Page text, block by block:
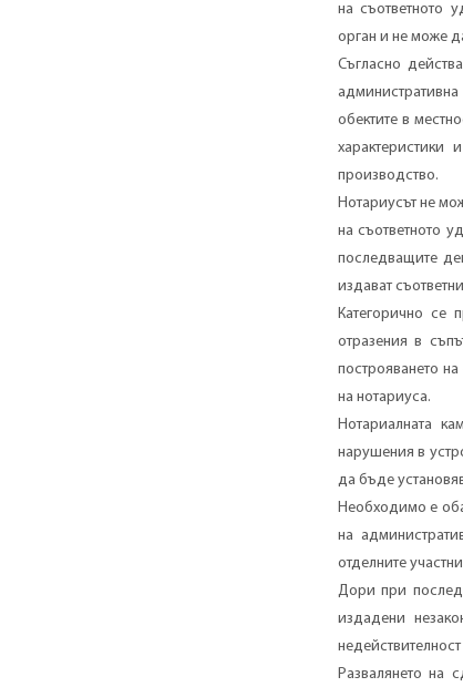
на съответното
орган и не може
Съгласно
обектите в
характеристики
производство.
Нотариусът не
на съответното
последващите
издават
Категорично се
отразения в
построяването
на нотариуса.
Нотариалната
нарушения в
да бъде
Необходимо е
на
отделните
Дори при
издадени
Развалянето на